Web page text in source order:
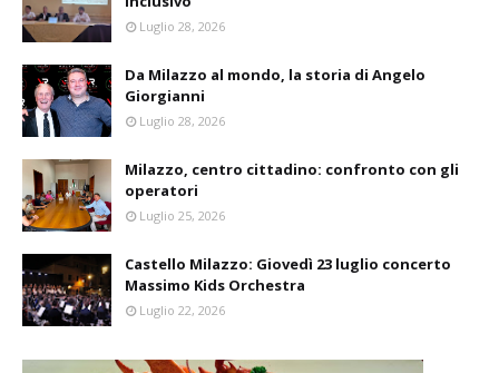
Luglio 28, 2026
Da Milazzo al mondo, la storia di Angelo
Giorgianni
Luglio 28, 2026
Milazzo, centro cittadino: confronto con gli
operatori
Luglio 25, 2026
Castello Milazzo: Giovedì 23 luglio concerto
Massimo Kids Orchestra
Luglio 22, 2026